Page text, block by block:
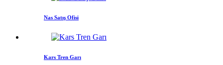
Nas Satış Ofisi
Kars Tren Garı